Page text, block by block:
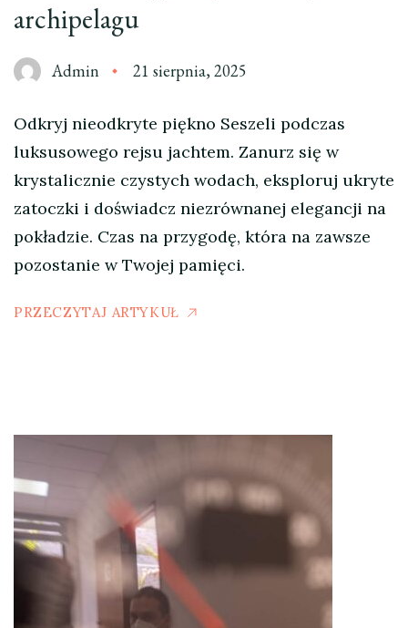
archipelagu
Admin 21 sierpnia, 2025
Odkryj nieodkryte piękno Seszeli podczas
luksusowego rejsu jachtem. Zanurz się w
krystalicznie czystych wodach, eksploruj ukryte
zatoczki i doświadcz niezrównanej elegancji na
pokładzie. Czas na przygodę, która na zawsze
pozostanie w Twojej pamięci.
PRZECZYTAJ ARTYKUŁ